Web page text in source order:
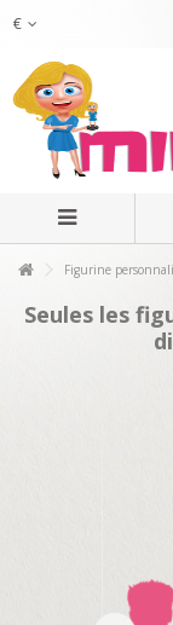
€
Figurine
Seules les